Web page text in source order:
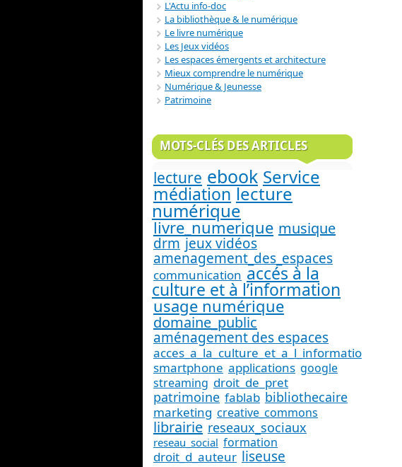
L'Actu info-doc
La bibliothèque & le numérique
Le livre numérique
Les Jeux vidéos
Les espaces émergents et architecture
Mieux comprendre le numérique
Numérique & Jeunesse
Patrimoine
MOTS-CLÉS DES ARTICLES
lecture ebook Service
médiation lecture
numérique
livre_numerique musique
drm jeux vidéos
amenagement_des_espaces
communication accés à la
culture et à l’information
usage numérique
domaine_public
aménagement des espaces
acces_a_la_culture_et_a_l_information_
smartphone applications google
streaming droit_de_pret
patrimoine fablab bibliothecaire
marketing creative_commons
librairie reseaux_sociaux
reseau_social formation
droit_d_auteur liseuse